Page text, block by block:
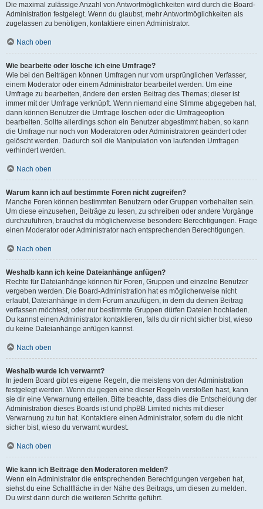
Die maximal zulässige Anzahl von Antwortmöglichkeiten wird durch die Board-
Administration festgelegt. Wenn du glaubst, mehr Antwortmöglichkeiten als
zugelassen zu benötigen, kontaktiere einen Administrator.
Nach oben
Wie bearbeite oder lösche ich eine Umfrage?
Wie bei den Beiträgen können Umfragen nur vom ursprünglichen Verfasser,
einem Moderator oder einem Administrator bearbeitet werden. Um eine
Umfrage zu bearbeiten, ändere den ersten Beitrag des Themas; dieser ist
immer mit der Umfrage verknüpft. Wenn niemand eine Stimme abgegeben hat,
dann können Benutzer die Umfrage löschen oder die Umfrageoption
bearbeiten. Sollte allerdings schon ein Benutzer abgestimmt haben, so kann
die Umfrage nur noch von Moderatoren oder Administratoren geändert oder
gelöscht werden. Dadurch soll die Manipulation von laufenden Umfragen
verhindert werden.
Nach oben
Warum kann ich auf bestimmte Foren nicht zugreifen?
Manche Foren können bestimmten Benutzern oder Gruppen vorbehalten sein.
Um diese einzusehen, Beiträge zu lesen, zu schreiben oder andere Vorgänge
durchzuführen, brauchst du möglicherweise besondere Berechtigungen. Frage
einen Moderator oder Administrator nach entsprechenden Berechtigungen.
Nach oben
Weshalb kann ich keine Dateianhänge anfügen?
Rechte für Dateianhänge können für Foren, Gruppen und einzelne Benutzer
vergeben werden. Die Board-Administration hat es möglicherweise nicht
erlaubt, Dateianhänge in dem Forum anzufügen, in dem du deinen Beitrag
verfassen möchtest, oder nur bestimmte Gruppen dürfen Dateien hochladen.
Du kannst einen Administrator kontaktieren, falls du dir nicht sicher bist, wieso
du keine Dateianhänge anfügen kannst.
Nach oben
Weshalb wurde ich verwarnt?
In jedem Board gibt es eigene Regeln, die meistens von der Administration
festgelegt werden. Wenn du gegen eine dieser Regeln verstoßen hast, kann
sie dir eine Verwarnung erteilen. Bitte beachte, dass dies die Entscheidung der
Administration dieses Boards ist und phpBB Limited nichts mit dieser
Verwarnung zu tun hat. Kontaktiere einen Administrator, sofern du die nicht
sicher bist, wieso du verwarnt wurdest.
Nach oben
Wie kann ich Beiträge den Moderatoren melden?
Wenn ein Administrator die entsprechenden Berechtigungen vergeben hat,
siehst du eine Schaltfläche in der Nähe des Beitrags, um diesen zu melden.
Du wirst dann durch die weiteren Schritte geführt.